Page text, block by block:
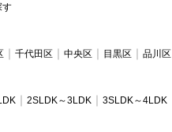
す
千代田区 中央区 目黒区 品川区
2SLDK～3LDK 3SLDK～4LDK